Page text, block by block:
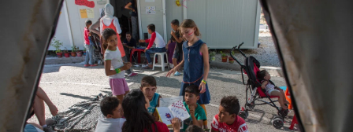
Contatti